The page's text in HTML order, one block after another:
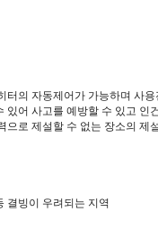
터의 자동제어가 가능하며 사
있어 사고를 예방할 수 있고 인
으로 제설할 수 없는 장소의 제
결빙이 우려되는 지역